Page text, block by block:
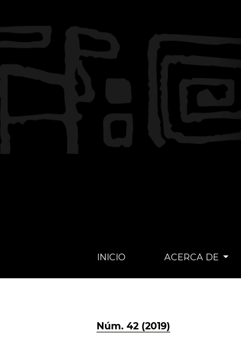
INICIO ACERCA DE
Núm. 42 (2019)